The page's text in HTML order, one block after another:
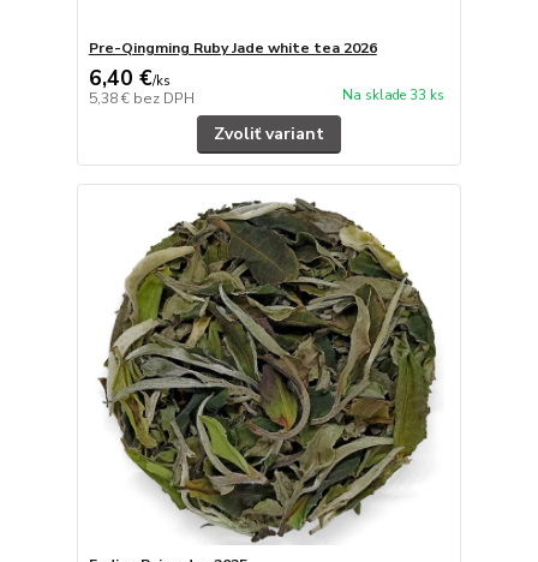
Pre-Qingming Ruby Jade white tea 2026
6,40 €/ks
5,38 € bez DPH Na sklade 33 ks
Zvoliť variant